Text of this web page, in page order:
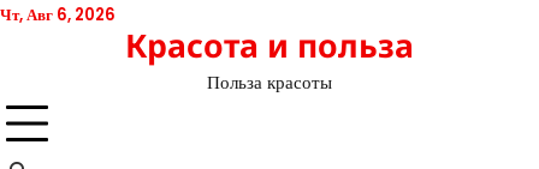
Перейти
Чт, Авг 6, 2026
Красота и польза
Польза красоты